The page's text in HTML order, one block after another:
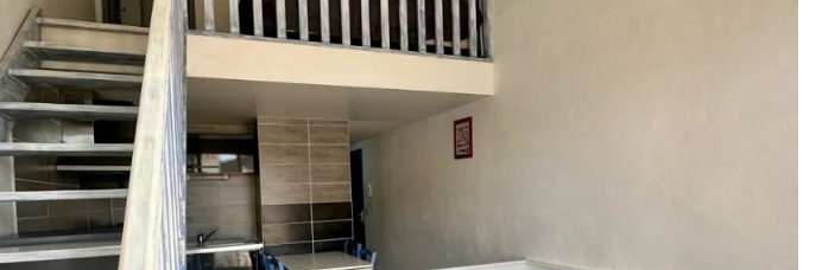
Hôtel Les
Palmiers
Réservez votre séjour aux
Saintes-Maries-de-la-Mer, au